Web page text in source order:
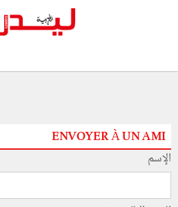
ENVOYER À UN AMI
الإسم